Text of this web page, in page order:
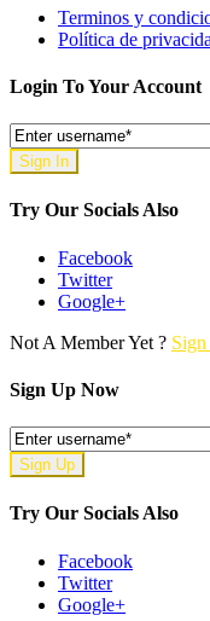
Terminos y
Política de
Login To Your Account
Try Our Socials Also
Facebook
Twitter
Google+
Not A Member Yet ?
Sign Up Now
Try Our Socials Also
Facebook
Twitter
Google+